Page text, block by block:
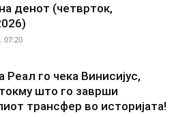
денот (четврток,
07:20
Реал го чека Винисијус,
што го заврши
трансфер во историјата!